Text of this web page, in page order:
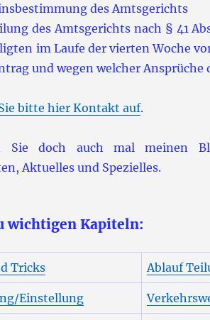
des Amtsgerichts
des Amtsgerichts nach § 41
im Laufe der vierten Woche
und wegen welcher
bitte hier Kontakt auf.
Sie doch auch mal meinen
Aktuelles und Spezielles.
wichtigen Kapiteln:
Tricks Ablauf
Einstellung